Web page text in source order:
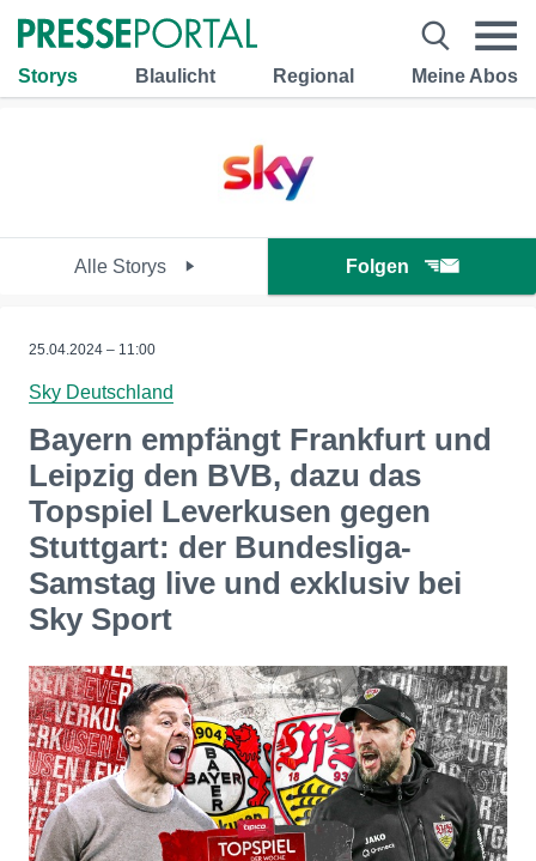
Storys Blaulicht Regional Meine Abos
Alle Storys Folgen
25.04.2024 – 11:00
Sky Deutschland
Bayern empfängt Frankfurt und
Leipzig den BVB, dazu das
Topspiel Leverkusen gegen
Stuttgart: der Bundesliga-
Samstag live und exklusiv bei
Sky Sport